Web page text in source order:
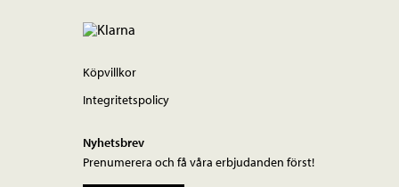
Köpvillkor
Integritetspolicy
Nyhetsbrev
Prenumerera och få våra erbjudanden först!